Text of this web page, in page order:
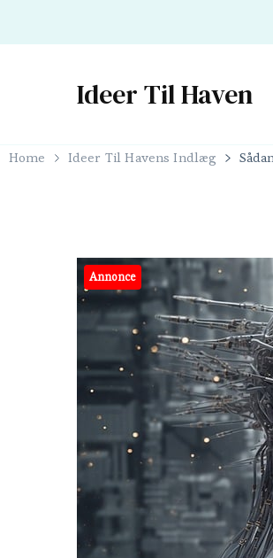
Ideer Til Haven
Home Ideer Til Havens Indlæg
Annonce